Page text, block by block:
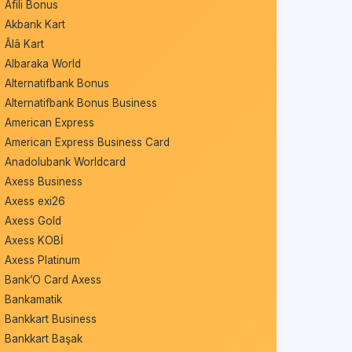
Afili Bonus
Akbank Kart
Âlâ Kart
Albaraka World
Alternatifbank Bonus
Alternatifbank Bonus Business
American Express
American Express Business Card
Anadolubank Worldcard
Axess Business
Axess exi26
Axess Gold
Axess KOBİ
Axess Platinum
Bank’O Card Axess
Bankamatik
Bankkart Business
Bankkart Başak